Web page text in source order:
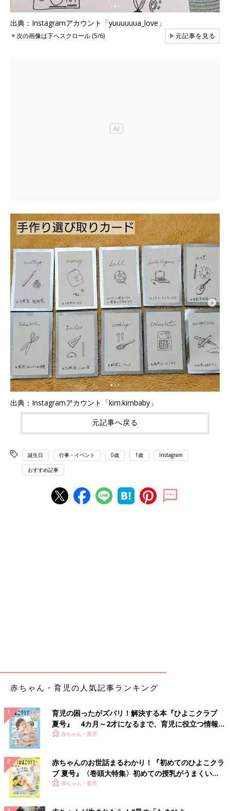
出典：Instagramアカウント「yuuuuuua_love」
▼次の画像は下へスクロール (5/6) ▶元記事を見る
出典：Instagramアカウント「kim.kimbaby」
元記事へ戻る
誕生日 行事・イベント 0歳 1歳 Instagram
おすすめ記事
赤ちゃん・育児の人気記事ランキング
育児の困ったがズバリ！解決する本『ひよこクラブ
夏号』 4カ月～2才になるまで、育児に役立つ情報が
いっぱい！
赤ちゃん・育児
赤ちゃんのお世話まるわかり！『初めてのひよこクラ
ブ 夏号』〈巻頭大特集〉初めての授乳がうまくい
く！ おっぱい・ミルクの基本と夏のトラブル 解決テ
赤ちゃん・育児